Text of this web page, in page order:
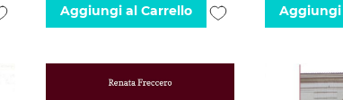
AggiungiAggiungi al Carrello
AggiungiAggiungi